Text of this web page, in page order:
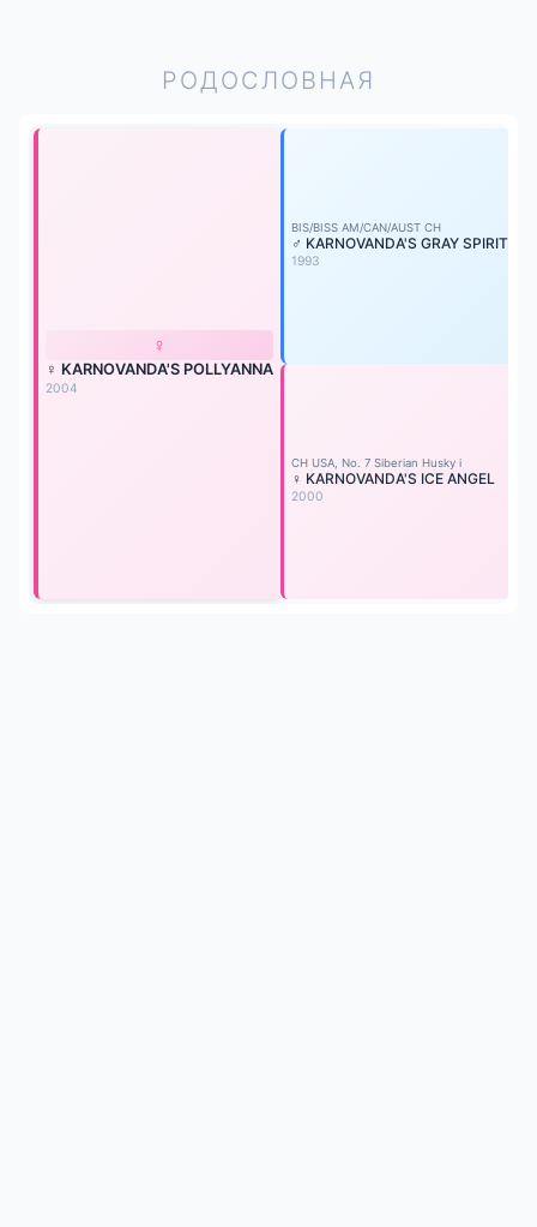
РОДОСЛОВНАЯ
♀
♀ KARNOVANDA'S POLLYANNA
2004
BIS/BISS AM/CAN/AUST CH
♂ KARNOVANDA'S GRAY SPIRIT
1993
CH USA, No. 7 Siberian Husky i
♀ KARNOVANDA'S ICE ANGEL
2000